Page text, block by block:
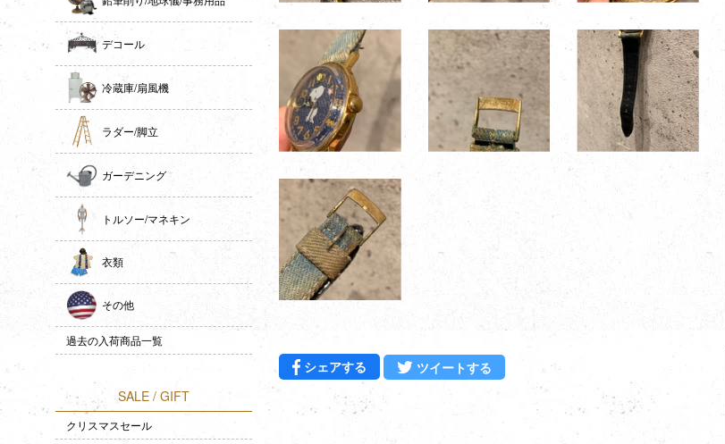
デコール
冷蔵庫/扇風機
ラダー/脚立
ガーデニング
トルソー/マネキン
衣類
その他
過去の入荷商品一覧
SALE / GIFT
クリスマスセール
シェアする Facebookでシェアする
ツイートする Twitterに投稿する